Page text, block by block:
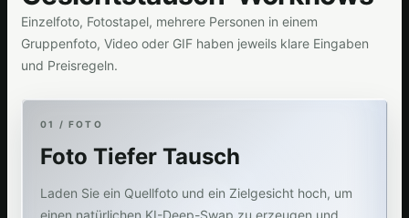
Einzelfoto, Fotostapel, mehrere Personen in einem
Gruppenfoto, Video oder GIF haben jeweils klare Eingaben
und Preisregeln.
01 / FOTO
Foto Tiefer Tausch
Laden Sie ein Quellfoto und ein Zielgesicht hoch, um
einen natürlichen KI-Deep-Swap zu erzeugen und